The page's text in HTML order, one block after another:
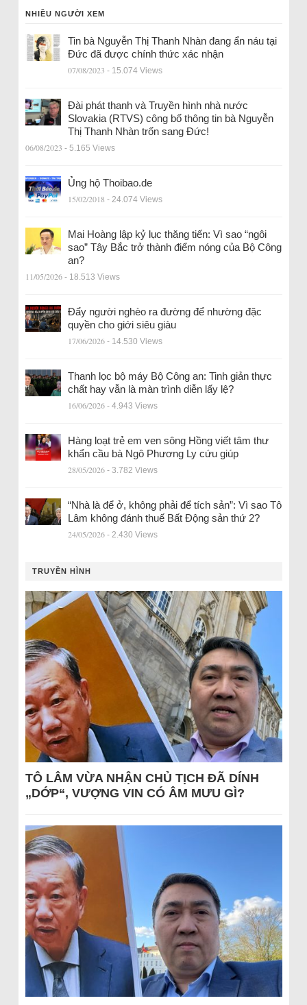
NHIỀU NGƯỜI XEM
Tin bà Nguyễn Thị Thanh Nhàn đang ẩn náu tại
Đức đã được chính thức xác nhận
07/08/2023 - 15.074 Views
Đài phát thanh và Truyền hình nhà nước
Slovakia (RTVS) công bố thông tin bà Nguyễn
Thị Thanh Nhàn trốn sang Đức!
06/08/2023 - 5.165 Views
Ủng hộ Thoibao.de
15/02/2018 - 24.074 Views
Mai Hoàng lập kỷ lục thăng tiến: Vì sao “ngôi
sao” Tây Bắc trở thành điểm nóng của Bộ Công
an?
11/05/2026 - 18.513 Views
Đẩy người nghèo ra đường để nhường đặc
quyền cho giới siêu giàu
17/06/2026 - 14.530 Views
Thanh lọc bộ máy Bộ Công an: Tinh giản thực
chất hay vẫn là màn trình diễn lấy lệ?
16/06/2026 - 4.943 Views
Hàng loạt trẻ em ven sông Hồng viết tâm thư
khẩn cầu bà Ngô Phương Ly cứu giúp
28/05/2026 - 3.782 Views
“Nhà là để ở, không phải để tích sản”: Vì sao Tô
Lâm không đánh thuế Bất Động sản thứ 2?
24/05/2026 - 2.430 Views
TRUYỀN HÌNH
TÔ LÂM VỪA NHẬN CHỦ TỊCH ĐÃ DÍNH
„DỚP“, VƯỢNG VIN CÓ ÂM MƯU GÌ?